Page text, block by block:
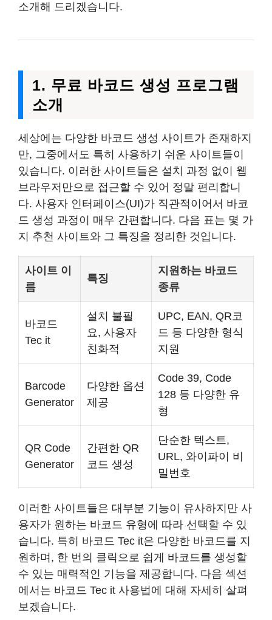
소개해 드리겠습니다.
1. 무료 바코드 생성 프로그램
소개
세상에는 다양한 바코드 생성 사이트가 존재하지
만, 그중에서도 특히 사용하기 쉬운 사이트들이
있습니다. 이러한 사이트들은 설치 과정 없이 웹
브라우저만으로 접근할 수 있어 정말 편리합니
다. 사용자 인터페이스(UI)가 직관적이어서 바코
드 생성 과정이 매우 간편합니다. 다음 표는 몇 가
지 추천 사이트와 그 특징을 정리한 것입니다.
사이트 이
름
특징
지원하는 바코드
종류
바코드
Tec it
설치 불필
요, 사용자
친화적
UPC, EAN, QR코
드 등 다양한 형식
지원
Barcode
Generator
다양한 옵션
제공
Code 39, Code
128 등 다양한 유
형
QR Code
Generator
간편한 QR
코드 생성
단순한 텍스트,
URL, 와이파이 비
밀번호
이러한 사이트들은 대부분 기능이 유사하지만 사
용자가 원하는 바코드 유형에 따라 선택할 수 있
습니다. 특히 바코드 Tec it은 다양한 바코드를 지
원하며, 한 번의 클릭으로 쉽게 바코드를 생성할
수 있는 매력적인 기능을 제공합니다. 다음 섹션
에서는 바코드 Tec it 사용법에 대해 자세히 살펴
보겠습니다.